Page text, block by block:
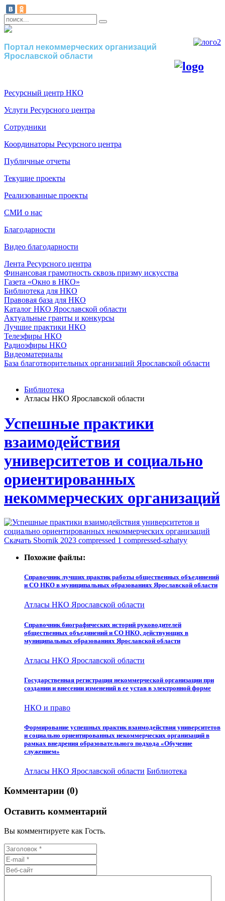
Портал некоммерческих организаций
Ярославской области
Ресурсный центр НКО
Услуги Ресурсного центра
Сотрудники
Координаторы Ресурсного центра
Публичные отчеты
Текущие проекты
Реализованные проекты
СМИ о нас
Благодарности
Видео благодарности
Лента Ресурсного центра
Финансовая грамотность сквозь призму искусства
Газета «Окно в НКО»
Библиотека для НКО
Правовая база для НКО
Каталог НКО Ярославской области
Актуальные гранты и конкурсы
Лучшие практики НКО
Телеэфиры НКО
Радиоэфиры НКО
Видеоматериалы
База благотворительных организаций Ярославской области
Библиотека
Атласы НКО Ярославской области
Успешные практики
взаимодействия
университетов и социально
ориентированных
некоммерческих организаций
Скачать Sbornik 2023 compressed 1 compressed-szhatyy
Похожие файлы:
Справочник лучших практик работы общественных объединений
и СО НКО в муниципальных образованиях Ярославской области
Атласы НКО Ярославской области
Справочник биографических историй руководителей
общественных объединений и СО НКО, действующих в
муниципальных образованиях Ярославской области
Атласы НКО Ярославской области
Государственная регистрация некоммерческой организации при
создании и внесении изменений в ее устав в электронной форме
НКО и право
Формирование успешных практик взаимодействия университетов
и социально ориентированных некоммерческих организаций в
рамках внедрения образовательного подхода «Обучение
служением»
Атласы НКО Ярославской области Библиотека
Комментарии (0)
Оставить комментарий
Вы комментируете как Гость.